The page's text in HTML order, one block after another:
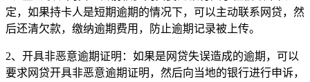
定，如果持卡人是短期逾期的情况下，可以主动联系网贷，然
后还清欠款，缴纳逾期费用，防止逾期记录被上传。
2、开具非恶意逾期证明：如果是网贷失误造成的逾期，可以
要求网贷开具非恶意逾期证明，然后向当地的银行进行申诉，